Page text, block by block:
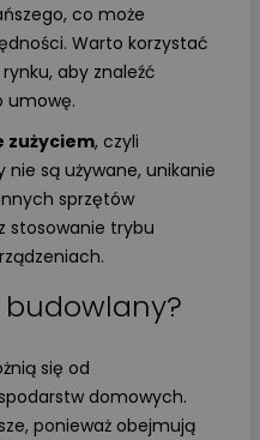
co może
Warto korzystać
aby znaleźć
umowę.
zużyciem, czyli
nie są używane, unikanie
sprzętów
stosowanie trybu
się od
domowych.
ponieważ obejmują